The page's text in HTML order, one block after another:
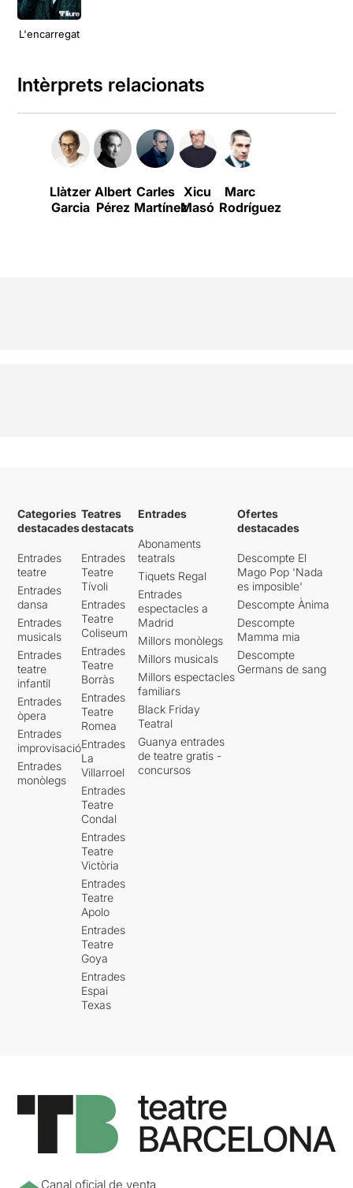
L'encarregat
Intèrprets relacionats
Llàtzer
Garcia
Albert
Pérez
Carles
Martínez
Xicu
Masó
Marc
Rodríguez
Categories
destacades
Entrades
teatre
Entrades
dansa
Entrades
musicals
Entrades
teatre
infantil
Entrades
òpera
Entrades
improvisació
Entrades
monòlegs
Teatres
destacats
Entrades
Teatre
Tívoli
Entrades
Teatre
Coliseum
Entrades
Teatre
Borràs
Entrades
Teatre
Romea
Entrades
La
Villarroel
Entrades
Teatre
Condal
Entrades
Teatre
Victòria
Entrades
Teatre
Apolo
Entrades
Teatre
Goya
Entrades
Espai
Texas
Entrades
Abonaments
teatrals
Tiquets Regal
Entrades
espectacles a
Madrid
Millors monòlegs
Millors musicals
Millors espectacles
familiars
Black Friday
Teatral
Guanya entrades
de teatre gratis -
concursos
Ofertes
destacades
Descompte El
Mago Pop 'Nada
es imposible'
Descompte Ànima
Descompte
Mamma mia
Descompte
Germans de sang
Canal oficial de venta